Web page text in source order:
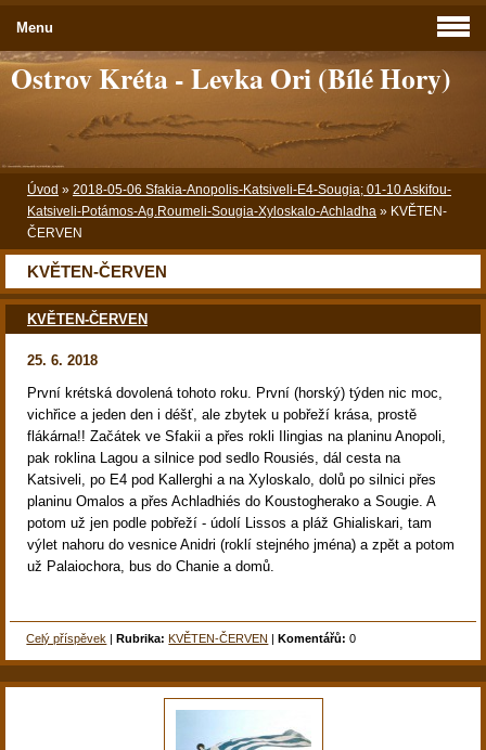
Ostrov Kréta - Levka Ori (Bílé Hory)
Úvod » 2018-05-06 Sfakia-Anopolis-Katsiveli-E4-Sougia; 01-10 Askifou-
Katsiveli-Potámos-Ag.Roumeli-Sougia-Xyloskalo-Achladha » KVĚTEN-
ČERVEN
KVĚTEN-ČERVEN
KVĚTEN-ČERVEN
25. 6. 2018
První krétská dovolená tohoto roku. První (horský) týden nic moc,
vichřice a jeden den i déšť, ale zbytek u pobřeží krása, prostě
flákárna!! Začátek ve Sfakii a přes rokli Ilingias na planinu Anopoli,
pak roklina Lagou a silnice pod sedlo Rousiés, dál cesta na
Katsiveli, po E4 pod Kallerghi a na Xyloskalo, dolů po silnici přes
planinu Omalos a přes Achladhiés do Koustogherako a Sougie. A
potom už jen podle pobřeží - údolí Lissos a pláž Ghialiskari, tam
výlet nahoru do vesnice Anidri (roklí stejného jména) a zpět a potom
už Palaiochora, bus do Chanie a domů.
Celý příspěvek |Rubrika: KVĚTEN-ČERVEN |Komentářů: 0
Menu